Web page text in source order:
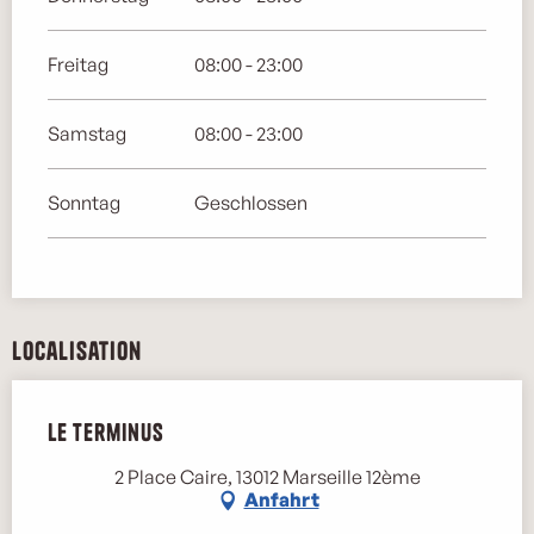
Freitag 08:00 - 23:00
Samstag 08:00 - 23:00
Sonntag Geschlossen
Localisation
Le Terminus
2 Place Caire, 13012 Marseille 12ème
Anfahrt